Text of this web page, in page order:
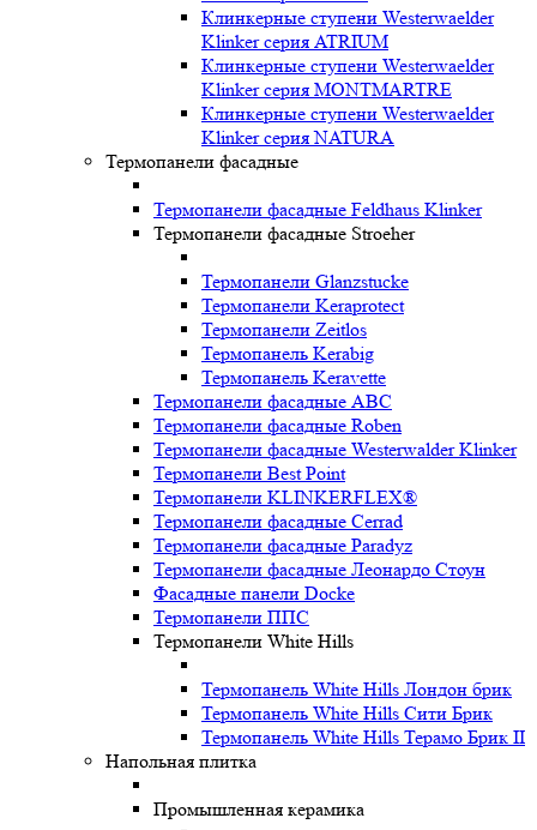
Клинкерные ступени Westerwaelder
Klinker серия ATRIUM
Клинкерные ступени Westerwaelder
Klinker серия MONTMARTRE
Клинкерные ступени Westerwaelder
Klinker серия NATURA
Термопанели фасадные
Термопанели фасадные Feldhaus Klinker
Термопанели фасадные Stroeher
Термопанели Glanzstucke
Термопанели Keraprotect
Термопанели Zeitlos
Термопанель Kerabig
Термопанель Keravette
Термопанели фасадные ABC
Термопанели фасадные Roben
Термопанели фасадные Westerwalder Klinker
Термопанели Best Point
Термопанели KLINKERFLEX®
Термопанели фасадные Cerrad
Термопанели фасадные Paradyz
Термопанели фасадные Леонардо Стоун
Фасадные панели Docke
Термопанели ППС
Термопанели White Hills
Термопанель White Hills Лондон брик
Термопанель White Hills Сити Брик
Термопанель White Hills Терамо Брик II
Напольная плитка
Промышленная керамика